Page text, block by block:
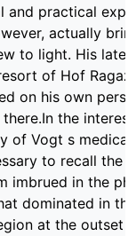
and practical
actually
to light. His
of Hof Ragaz
on his own
the
of Vogt s medical
to recall the
imbrued in the
dominated in
at the outset